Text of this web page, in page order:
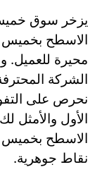
يزخر سوق
الاسطح بخميس
محيرة للعميل.
الشركة
نحرص على
الأول والأمثل
الاسطح بخميس
نقاط جوهرية.